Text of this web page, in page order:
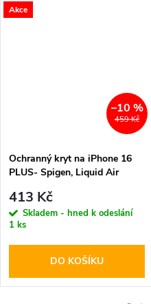
Akce
459 Kč
–10 %
Ochranný kryt na iPhone 16
PLUS- Spigen, Liquid Air
413 Kč
Skladem - hned k odeslání
1 ks
DO KOŠÍKU